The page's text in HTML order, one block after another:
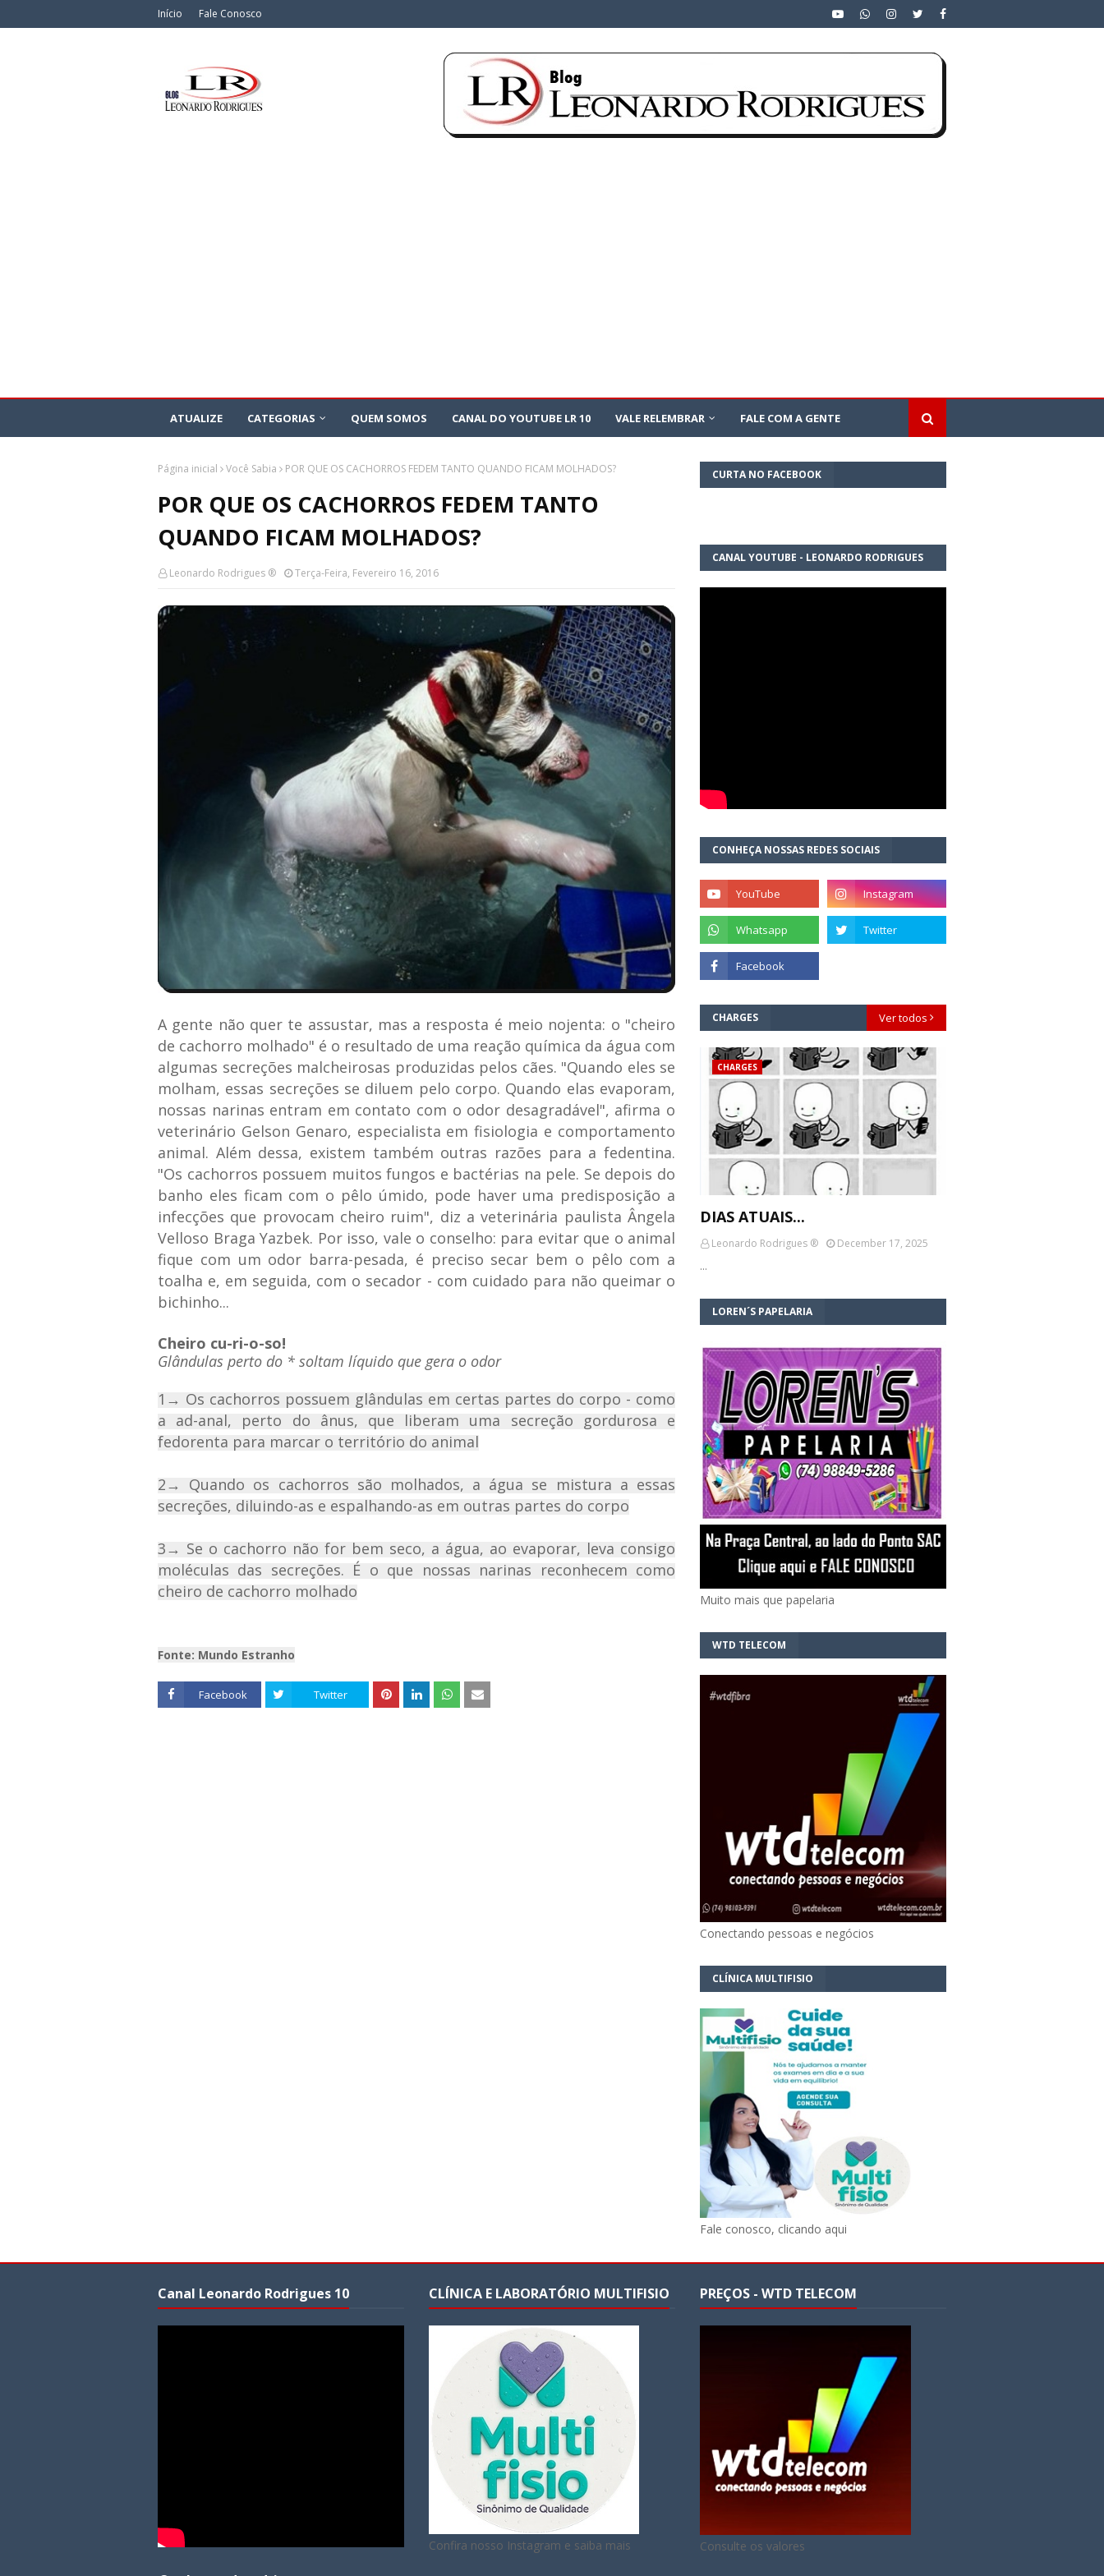
Início Fale Conosco
ATUALIZE CATEGORIAS QUEM SOMOS CANAL DO YOUTUBE LR 10 VALE RELEMBRAR FALE COM A GENTE
Página inicial Você Sabia POR QUE OS CACHORROS FEDEM TANTO QUANDO FICAM MOLHADOS?
POR QUE OS CACHORROS FEDEM TANTO
QUANDO FICAM MOLHADOS?
Leonardo Rodrigues ® Terça-Feira, Fevereiro 16, 2016
A gente não quer te assustar, mas a resposta é meio nojenta: o "cheiro
de cachorro molhado" é o resultado de uma reação química da água com
algumas secreções malcheirosas produzidas pelos cães. "Quando eles se
molham, essas secreções se diluem pelo corpo. Quando elas evaporam,
nossas narinas entram em contato com o odor desagradável", afirma o
veterinário Gelson Genaro, especialista em fisiologia e comportamento
animal. Além dessa, existem também outras razões para a fedentina.
"Os cachorros possuem muitos fungos e bactérias na pele. Se depois do
banho eles ficam com o pêlo úmido, pode haver uma predisposição a
infecções que provocam cheiro ruim", diz a veterinária paulista Ângela
Velloso Braga Yazbek. Por isso, vale o conselho: para evitar que o animal
fique com um odor barra-pesada, é preciso secar bem o pêlo com a
toalha e, em seguida, com o secador - com cuidado para não queimar o
bichinho...
Cheiro cu-ri-o-so!
Glândulas perto do * soltam líquido que gera o odor
1→ Os cachorros possuem glândulas em certas partes do corpo - como
a ad-anal, perto do ânus, que liberam uma secreção gordurosa e
fedorenta para marcar o território do animal
2→ Quando os cachorros são molhados, a água se mistura a essas
secreções, diluindo-as e espalhando-as em outras partes do corpo
3→ Se o cachorro não for bem seco, a água, ao evaporar, leva consigo
moléculas das secreções. É o que nossas narinas reconhecem como
cheiro de cachorro molhado
Fonte: Mundo Estranho
Facebook Twitter
CURTA NO FACEBOOK
CANAL YOUTUBE - LEONARDO RODRIGUES
CONHEÇA NOSSAS REDES SOCIAIS
CHARGES Ver todos
CHARGES
DIAS ATUAIS...
Leonardo Rodrigues ®
December 17, 2025
…
LOREN´S PAPELARIA
Muito mais que papelaria
WTD TELECOM
Conectando pessoas e negócios
CLÍNICA MULTIFISIO
Fale conosco, clicando aqui
Canal Leonardo Rodrigues 10 CLÍNICA E LABORATÓRIO MULTIFISIO
Confira nosso Instagram e saiba mais
PREÇOS - WTD TELECOM
Consulte os valores